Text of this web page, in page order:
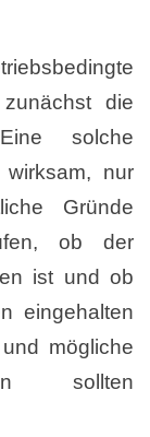
die
solche
nur
Gründe
ob der
ist und ob
eingehalten
mögliche
sollten